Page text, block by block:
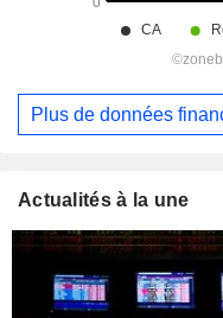
Plus de données
Actualités à la une